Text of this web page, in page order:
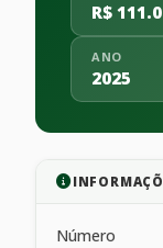
R$
ANO
2025
Número